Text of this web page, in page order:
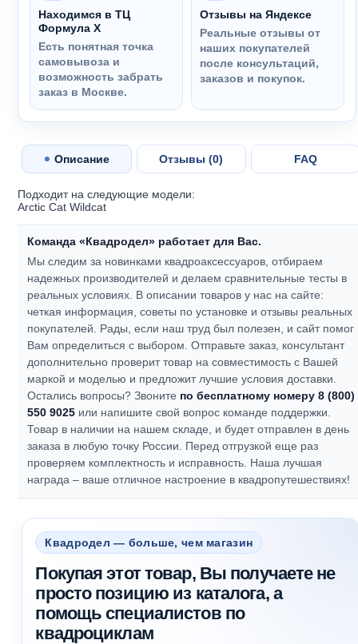
Находимся в ТЦ
Формула Х
Есть понятная точка
самовывоза и
возможность забрать
заказ в Москве.
Отзывы на Яндексе
Реальные отзывы от
наших покупателей
после консультаций,
заказов и покупок.
Описание Отзывы (0) FAQ
Подходит на следующие модели:
Arctic Cat Wildcat
Команда «Квадродел» работает для Вас.
Мы следим за новинками квадроаксессуаров, отбираем
надежных производителей и делаем сравнительные тесты в
реальных условиях. В описании товаров у нас на сайте:
четкая информация, советы по установке и отзывы реальных
покупателей. Рады, если наш труд был полезен, и сайт помог
Вам определиться с выбором.Отправьте заказ, консультант
дополнительно проверит товар на совместимость с Вашей
маркой и моделью и предложит лучшие условия доставки.
Остались вопросы? Звоните по бесплатному номеру 8 (800)
550 9025 или напишите свой вопрос команде поддержки.
Товар в наличии на нашем складе, и будет отправлен в день
заказа в любую точку России. Перед отгрузкой еще раз
проверяем комплектность и исправность. Наша лучшая
награда – ваше отличное настроение в квадропутешествиях!
Квадродел — больше, чем магазин
Покупая этот товар, Вы получаете не
просто позицию из каталога, а
помощь специалистов по
квадроциклам